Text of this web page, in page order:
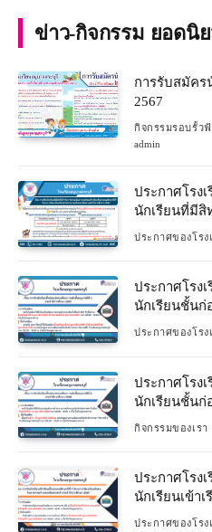
ข่าว-กิจกรรม ยอดนิ
การรับสมัคร
2567
กิจกรรมรอบรั้ว
admin
ประกาศโรง
นักเรียนที่มีสิ
พร้อมเข้าเรี
ประกาศของโรง
ประกาศโรงเรียน
นักเรียนชั้น
ประกาศของโรง
ประกาศโรง
นักเรียนชั้น
อนุบาลปีที่ ๒
กิจกรรมของเรา
ประกาศโรงเรียน
นักเรียนเข้า
โครงการห้อ
ประกาศของโรง